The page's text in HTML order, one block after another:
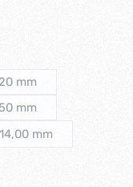
zurzeit nicht verfügbar.)
mm
zurzeit nicht verfügbar.)
mm
zurzeit nicht verfügbar.)
14,00 mm